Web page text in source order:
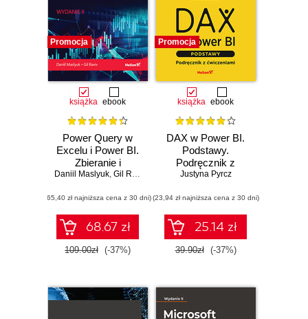
Promocja
książka ebook
Power Query w
Excelu i Power BI.
Zbieranie i
przekształcanie
Daniil Maslyuk, Gil Raviv
(65,40 zł najniższa cena z 30 dni)
68.67 zł
109.00zł (-37%)
Promocja
książka ebook
DAX w Power BI.
Podstawy.
Podręcznik z
ćwiczeniami
Justyna Pyrcz
(23,94 zł najniższa cena z 30 dni)
25.14 zł
39.90zł (-37%)